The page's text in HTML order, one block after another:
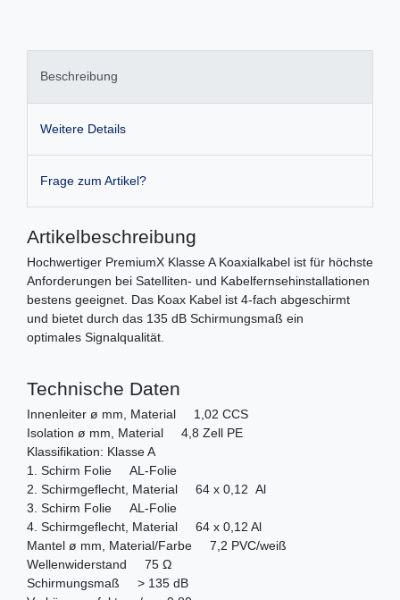
Beschreibung
Weitere Details
Frage zum Artikel?
Artikelbeschreibung
Hochwertiger PremiumX Klasse A Koaxialkabel ist für höchste
Anforderungen bei Satelliten- und Kabelfernsehinstallationen
bestens geeignet. Das Koax Kabel ist 4-fach abgeschirmt
und bietet durch das 135 dB Schirmungsmaß ein
optimales Signalqualität.
Technische Daten
Innenleiter ø mm, Material 1,02 CCS
Isolation ø mm, Material 4,8 Zell PE
Klassifikation: Klasse A
1. Schirm Folie AL-Folie
2. Schirmgeflecht, Material 64 x 0,12 Al
3. Schirm Folie AL-Folie
4. Schirmgeflecht, Material 64 x 0,12 Al
Mantel ø mm, Material/Farbe 7,2 PVC/weiß
Wellenwiderstand 75 Ω
Schirmungsmaß > 135 dB